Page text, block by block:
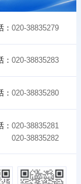
： 020-38835279
： 020-38835283
： 020-38835280
： 020-38835281
020-38835282